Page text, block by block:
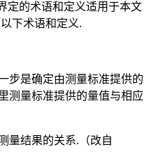
定的术语和定义适用于本文
下术语和定义.
步是确定由测量标准提供的
测量标准提供的量值与相应
量结果的关系.（改自